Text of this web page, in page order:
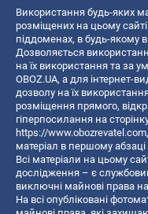
Використання будь-яких
розміщених на цьому сайті
піддоменах, в будь-якому
Дозволяється
на їх використання та за
OBOZ.UA, а для інтернет-
дозволу на їх
розміщення прямого,
гіперпосилання на
https://www.obozrevatel.com
матеріал в першому абзаці
Всі матеріали на цьому
дослідження – є
виключні майнові права
На всі опубліковані